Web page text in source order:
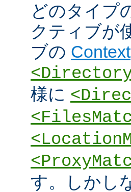
どのタイプ
クティブが
ブの Context
様に
す。しかし